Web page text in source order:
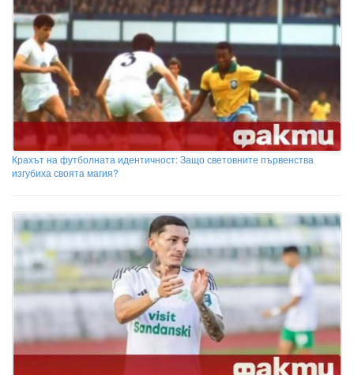
Крахът на футболната идентичност: Защо световните първенства
изгубиха своята магия?